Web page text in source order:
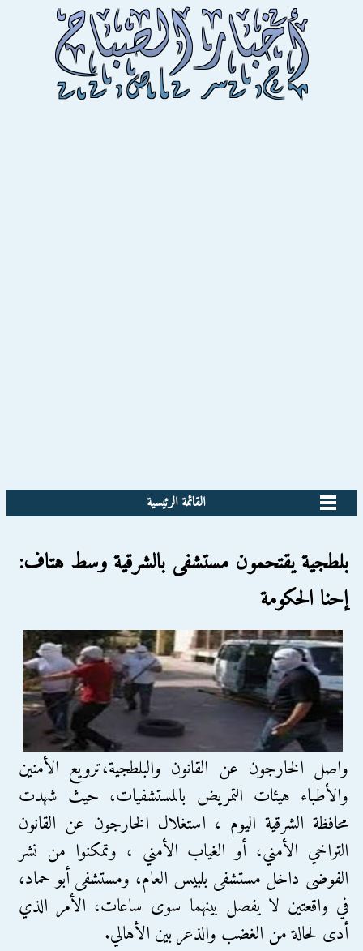
القائمة الرئيسية
بلطجية يقتحمون مستشفى بالشرقية وسط هتاف:
إحنا الحكومة
واصل الخارجون عن القانون والبلطجية،ترويع الأمنين
والأطباء هيئات التمريض بالمستشفيات، حيث شهدت
محافظة الشرقية اليوم ، استغلال الخارجون عن القانون
التراخي الأمني، أو الغياب الأمني ، وتمكنوا من نشر
الفوضى داخل مستشفى بلبيس العام، ومستشفى أبو حماد،
في واقعتين لا يفصل بينهما سوى ساعات، الأمر الذي
أدى لحالة من الغضب والذعر بين الأهالي.